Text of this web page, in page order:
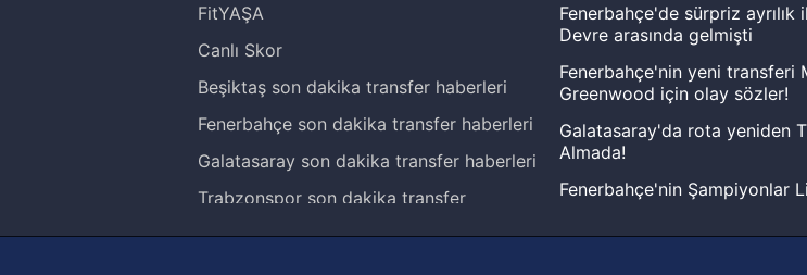
FitYAŞA
Canlı Skor
Beşiktaş son dakika transfer haberleri
Fenerbahçe son dakika transfer haberleri
Galatasaray son dakika transfer haberleri
Trabzonspor son dakika transfer
Fenerbahçe'de sürpriz ayrılık
Devre arasında gelmişti
Fenerbahçe'nin yeni transferi
Greenwood için olay sözler!
Galatasaray'da rota yeniden
Almada!
Fenerbahçe'nin Şampiyonlar
Zabrze'yi elerlerse...